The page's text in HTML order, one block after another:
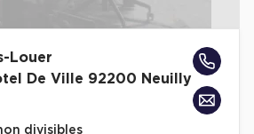
Louer
De Ville 92200 Neuilly
divisibles